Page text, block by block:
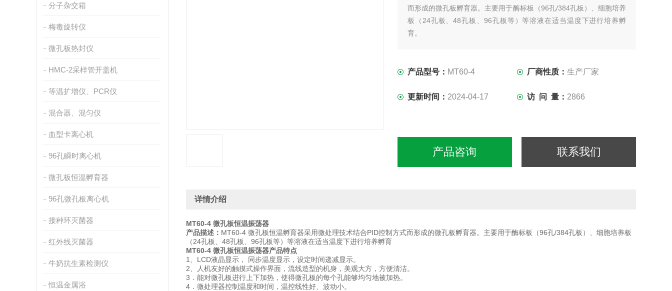
分子杂交箱
梅毒旋转仪
微孔板热封仪
HMC-2采样管开盖机
等温扩增仪、PCR仪
混合器、混匀仪
血型卡离心机
96孔瞬时离心机
微孔板恒温孵育器
96孔微孔板离心机
接种环灭菌器
红外线灭菌器
牛奶抗生素检测仪
恒温金属浴
而形成的微孔板孵育器。主要用于酶标板（96孔/384孔板）、细胞培养
板（24孔板、48孔板、96孔板等）等溶液在适当温度下进行培养孵
育。
产品型号： MT60-4 厂商性质： 生产厂家
更新时间： 2024-04-17 访 问 量： 2866
产品咨询 联系我们
详情介绍
MT60-4 微孔板恒温振荡器
产品描述： MT60-4 微孔板恒温孵育器采用微处理技术结合PID控制方式而形成的微孔板孵育器。主要用于酶标板（96孔/384孔板）、细胞培养板
（24孔板、48孔板、96孔板等）等溶液在适当温度下进行培养孵育
MT60-4 微孔板恒温振荡器产品特点
1、LCD液晶显示， 同步温度显示，设定时间递减显示。
2、人机友好的触摸式操作界面，流线造型的机身，美观大方，方便清洁。
3．能对微孔板进行上下加热，使得微孔板的每个孔能够均匀地被加热。
4．微处理器控制温度和时间，温控线性好、波动小。